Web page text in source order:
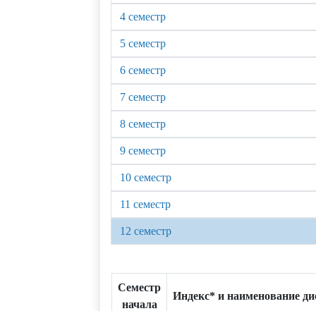
4 семестр
5 семестр
6 семестр
7 семестр
8 семестр
9 семестр
10 семестр
11 семестр
12 семестр
Семестр
начала
Индекс* и наименование